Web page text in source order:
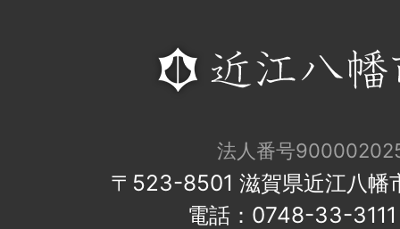
法人番号
〒523-8501 滋賀県近江八幡
電話：0748-33-